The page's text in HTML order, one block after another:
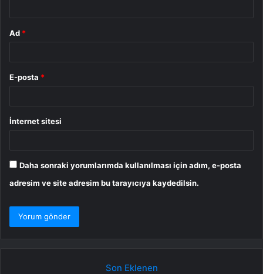
Ad *
E-posta *
İnternet sitesi
Daha sonraki yorumlarımda kullanılması için adım, e-posta
adresim ve site adresim bu tarayıcıya kaydedilsin.
Son Eklenen